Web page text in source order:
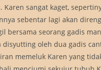
Karen sangat kaget,
sebentar lagi akan
bersama seorang gadis
disyutting oleh dua gadis
memeluk Karen yang